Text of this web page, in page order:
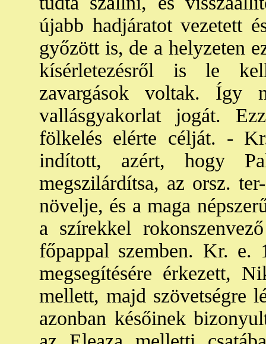
újabb hadjáratot vezetett
győzött is, de a helyzeten
kísérletezésről is le
zavargások voltak. Így
vallásgyakorlat jogát.
fölkelés elérte célját. -
indított, azért, hogy
megszilárdítsa, az orsz.
növelje, és a maga
a szírekkel
főpappal szemben. Kr. e.
megsegítésére érkezett,
mellett, majd szövetségre
azonban későinek